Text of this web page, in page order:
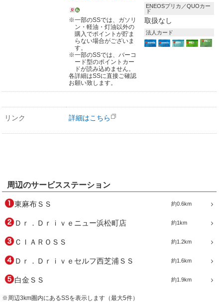
※一部のSSでは、ガソリ
ン・軽油・灯油以外の
購入でポイントが貯ま
らない場合がございま
す。
※一部のSSでは、バーコ
ード型のポイントカー
ドが読み込めません。
各詳細はSSに直接ご確認
お願い致します。
ENEOSプリカ／QUOカー
ド
取扱なし
法人カード
リンク 詳細はこちら
周辺のサービスステーション
約0.6km
東麻布ＳＳ
約1km
Ｄｒ．Ｄｒｉｖｅニュー浜松町店
約1.2km
ＣＩＡＲＯＳＳ
約1.6km
Ｄｒ．Ｄｒｉｖｅセルフ西芝浦ＳＳ
約1.9km
白金ＳＳ
※周辺3km圏内にあるSSを表示します（最大5件）